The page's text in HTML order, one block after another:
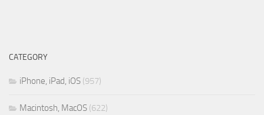
CATEGORY
iPhone, iPad, iOS (957)
Macintosh, MacOS (622)